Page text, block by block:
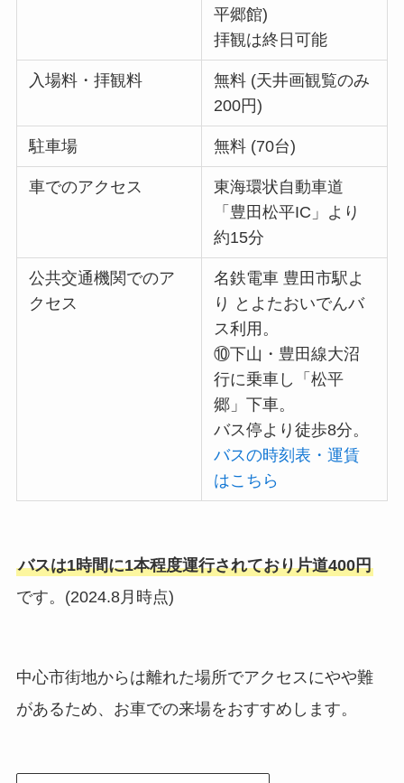
平郷館)
拝観は終日可能
入場料・拝観料
無料 (天井画観覧のみ
200円)
駐車場 無料 (70台)
車でのアクセス
東海環状自動車道
「豊田松平IC」より
約15分
公共交通機関でのア
クセス
名鉄電車 豊田市駅よ
り とよたおいでんバ
ス利用。
⑩下山・豊田線大沼
行に乗車し「松平
郷」下車。
バス停より徒歩8分。
バスの時刻表・運賃
はこちら
バスは1時間に1本程度運行されており片道400円
です。(2024.8月時点)
中心市街地からは離れた場所でアクセスにやや難
があるため、お車での来場をおすすめします。